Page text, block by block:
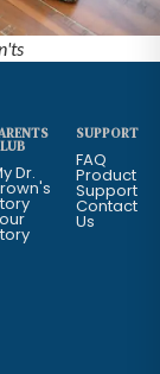
Dr.
SUPPORT
FAQ
Product
Support
Contact
Us